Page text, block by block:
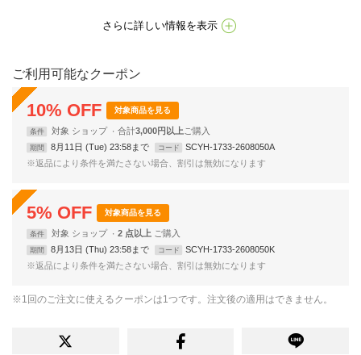
さらに詳しい情報を表示
ご利用可能なクーポン
10% OFF 対象商品を見る
条件 対象 ショップ 合計3,000円以上
期間 8月11日 (Tue) 23:58まで コード
SCYH-1733-2608050A
※返品により条件を満たさない場合、割引は無効になります
5% OFF 対象商品を見る
条件 対象 ショップ 2 点以上
期間 8月13日 (Thu) 23:58まで コード
SCYH-1733-2608050K
※返品により条件を満たさない場合、割引は無効になります
※1回のご注文に使えるクーポンは1つです。注文後の適用はできません。